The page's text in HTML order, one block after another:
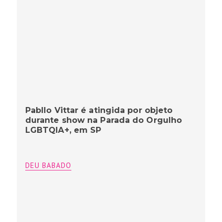
Pabllo Vittar é atingida por objeto
durante show na Parada do Orgulho
LGBTQIA+, em SP
DEU BABADO